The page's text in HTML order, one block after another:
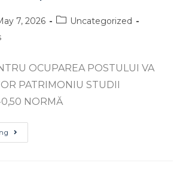
7, 2026
Uncategorized
OCUPAREA POSTULUI VA
PATRIMONIU STUDII
NORMĂ